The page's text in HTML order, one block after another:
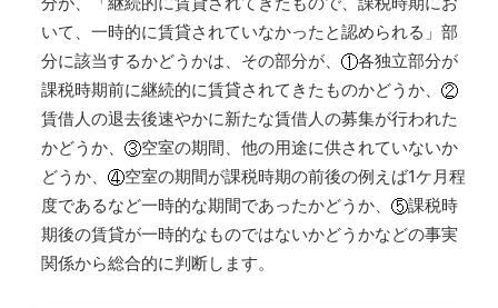
いて、一時的に賃貸されていなかったと認められる」部
分に該当するかどうかは、その部分が、
各独立部分が
課税時期前に継続的に賃貸されてきたものかどうか、
賃借人の退去後速やかに新たな賃借人の募集が行われた
かどうか、
空室の期間、他の用途に供されていないか
どうか、
空室の期間が課税時期の前後の例えば1ケ月程
度であるなど一時的な期間であったかどうか、
課税時
期後の賃貸が一時的なものではないかどうかなどの事実
関係から総合的に判断します。